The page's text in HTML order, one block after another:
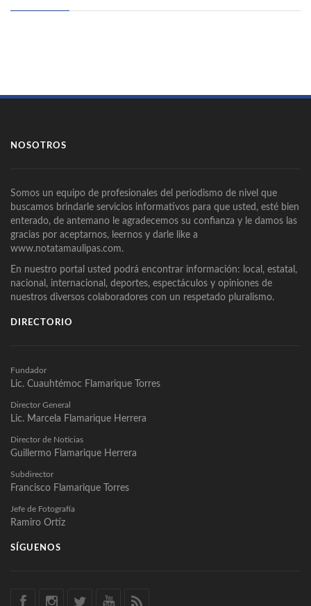
NOSOTROS
Somos un equipo de profesionales del periodismo de nivel que
buscamos brindarle servicios informativos para que usted, esté bien
enterado, de antemano le agradecemos su confianza y le damos las
gracias por aceptarnos, leernos y darle like a
www.notatamaulipas.com.
En nuestro portal usted podrá encontrar información: local, estatal,
nacional, internacional, deportes, espectáculos y opiniones de
nuestros diversos colaboradores con un respetado pluralismo.
DIRECTORIO
Fundador
Lic. Cuauhtémoc Flamarique Torres
Director General
Lic. Marcela Flamarique Herrera
Director de Noticias
Guillermo Flamarique Herrera
Subdirector
Francisco Flamarique Torres
Jefe de Fotografía
Ramiro Ortíz
SÍGUENOS